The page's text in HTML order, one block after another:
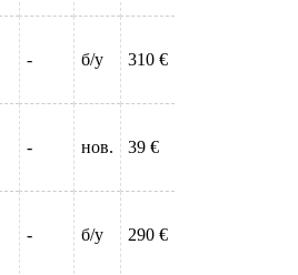
- б/у 310 €
- нов. 39 €
- б/у 290 €